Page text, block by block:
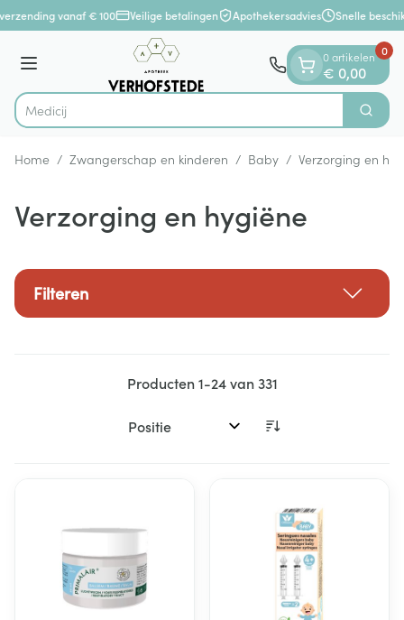
Ga naar de inhoud
1 van 1vanaf € 100 Veilige betalingen Apothekersadvies Snelle
Menu
Product, merk, categorie... Zoek
0 artikelen
€ 0,00
0
Home / Zwangerschap en kinderen / Baby / Verzorging en
Verzorging en hygiëne
Filteren
Producten1-24van331
Sorteer op: